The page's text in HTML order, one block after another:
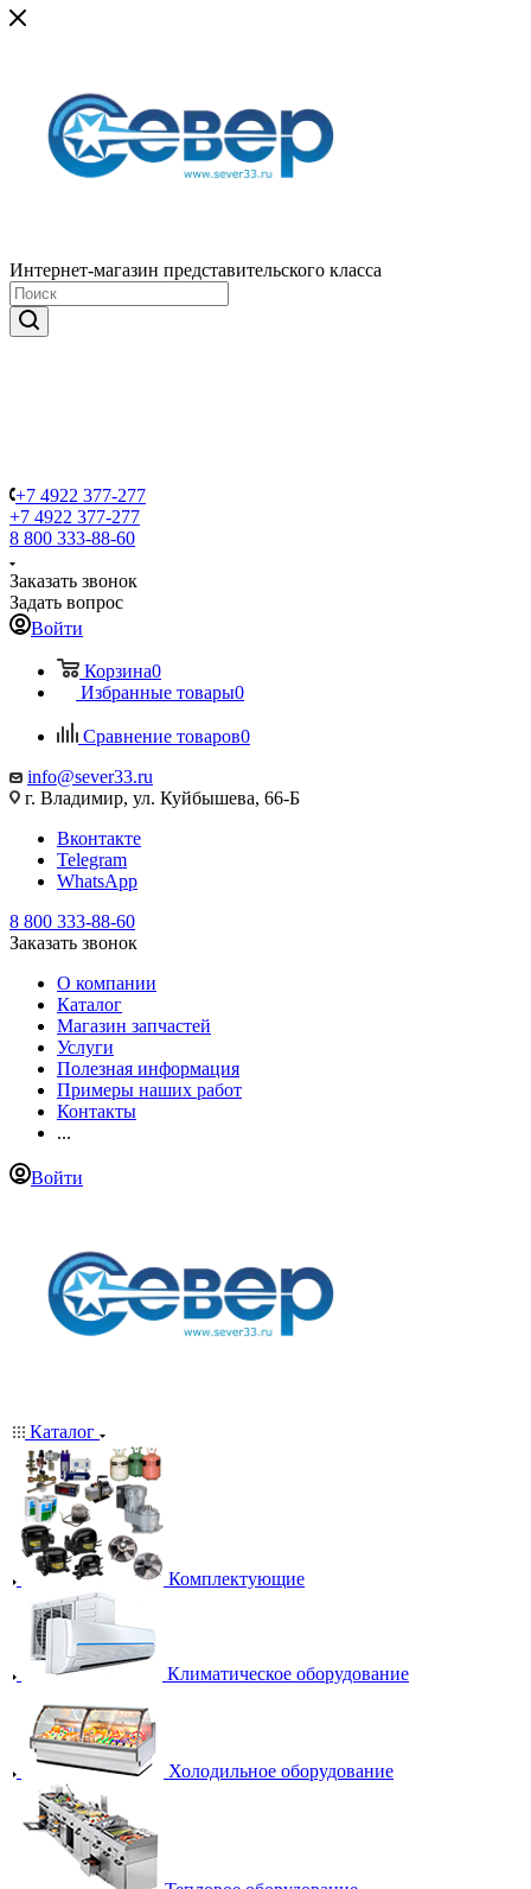
Интернет-магазин представительского класса
+7 4922 377-277
+7 4922 377-277
8 800 333-88-60
Заказать звонок
Задать вопрос
Войти
Корзина0
Избранные товары0
Сравнение товаров0
info@sever33.ru
г. Владимир, ул. Куйбышева, 66-Б
Вконтакте
Telegram
WhatsApp
8 800 333-88-60
Заказать звонок
О компании
Каталог
Магазин запчастей
Услуги
Полезная информация
Примеры наших работ
Контакты
...
Войти
Каталог
Комплектующие
Климатическое оборудование
Холодильное оборудование